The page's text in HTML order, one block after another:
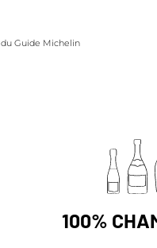
Guide Michelin
100%